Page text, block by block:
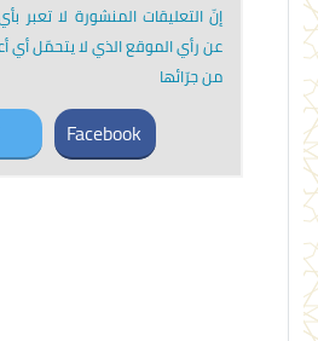
إنّ التعليقات المنشورة لا
عن رأي الموقع الذي لا يتحمّل أي
من جرّائها
Facebook